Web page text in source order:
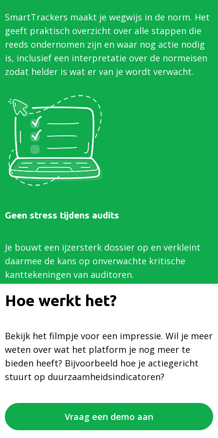
SmartTrackers maakt je wegwijs in de norm. Het
geeft praktisch overzicht over alle stappen die
reeds ondernomen zijn en waar nog actie nodig
is, inclusief een interpretatie over de normeisen
zodat helder is wat er van je wordt verwacht.
Geen stress tijdens audits
Je bouwt een ijzersterk dossier op en verkleint
daarmee de kans op onverwachte kritische
kanttekeningen van auditoren.
Hoe werkt het?
Bekijk het filmpje voor een impressie. Wil je meer
weten over wat het platform je nog meer te
bieden heeft? Bijvoorbeeld hoe je actiegericht
stuurt op duurzaamheidsindicatoren?
Vraag een demo aan